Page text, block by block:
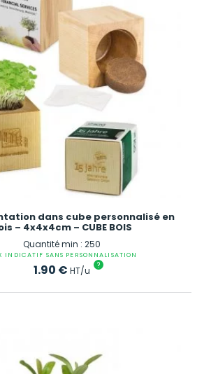
dans cube personnalisé en
– 4x4x4cm – CUBE BOIS
Quantité min : 250
INDICATIF SANS PERSONNALISATION
1.90 € HT/u ?